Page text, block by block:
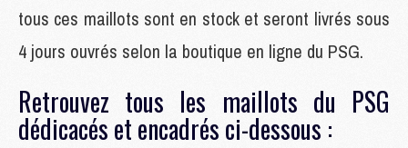
tous ces maillots sont en stock et seront livrés sous
4 jours ouvrés selon la boutique en ligne du PSG.
Retrouvez tous les maillots du PSG
dédicacés et encadrés ci-dessous :